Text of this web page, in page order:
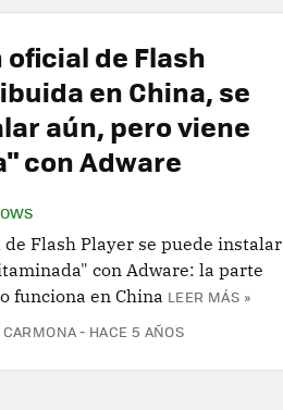
de Flash
en China, se
aún, pero viene
con Adware
Flash Player se puede instalar
con Adware: la parte
funciona en China LEER MÁS »
HACE 5 AÑOS